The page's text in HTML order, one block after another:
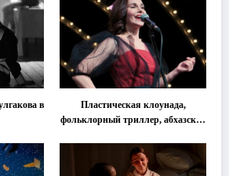
в
Пластическая клоунада,
фольклорный триллер, абхазская
втором этапе фестиваля
«Монокль»